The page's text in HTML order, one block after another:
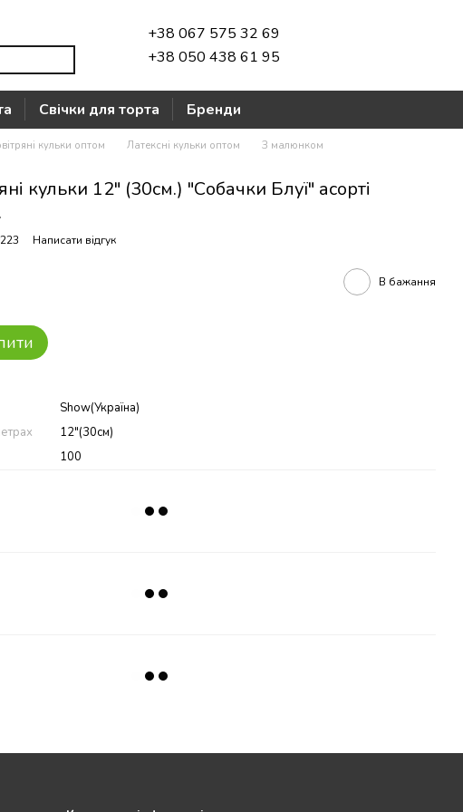
+38 067 575 32 69
+38 050 438 61 95
Свічки для торта Бренди
кульки оптом Латексні кульки оптом
З малюнком
кульки 12" (30см.) "Собачки Блуї" асорті
Написати відгук
В бажання
Show(Україна)
12"(30см)
100